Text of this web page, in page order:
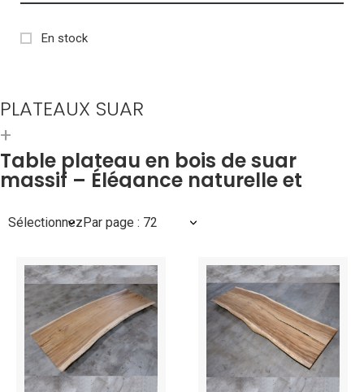
En stock
PLATEAUX SUAR
Table plateau en bois de suar
massif – Élégance naturelle et
suaraux formes organiques. Sculptée dans un seul tronc, cette
table live edge boisvalorise les lignes naturelles du
bois
exotique, tout en apportant une touche dedesign bois naturel
à votre espace.
Chaquegrande table en bois
que nous proposons est une
SélectionnezPar page : 72